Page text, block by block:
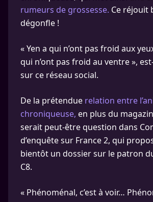
rumeurs de grossesse. Ce réjouit
dégonfle !
« Yen a qui n’ont pas froid aux
qui n’ont pas froid au ventre »,
sur ce réseau social.
De la prétendue relation entre
chroniqueuse, en plus du
serait peut-être question dans
d’enquête sur France 2, qui
bientôt un dossier sur le patron
C8.
« Phénoménal, c’est à voir…